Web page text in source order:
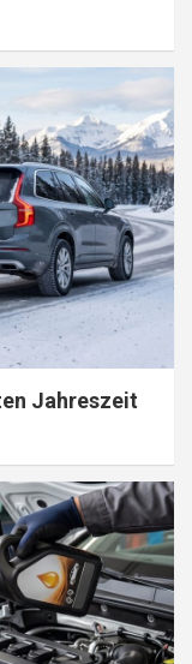
Jahreszeit